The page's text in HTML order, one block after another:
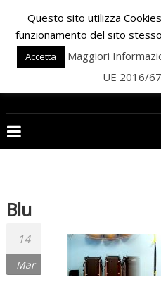
content
PALESTRA
ECLIPSE
una
nuova
era
per
il
Blu
14
Mar
Questo sito utilizza
funzionamento del sito
Accetta
Maggiori
UE 2016/